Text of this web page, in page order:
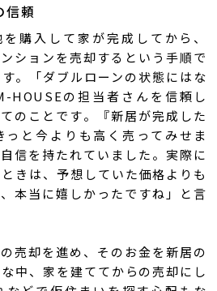
信頼
購入して家が完成してから、
ションを売却するという手順で
。「ダブルローンの状態にはな
HOUSEの担当者さんを信頼し
のことです。『新居が完成した
と今よりも高く売ってみせま
信を持たれていました。実際に
きは、予想していた価格よりも
本当に嬉しかったですね」と言
売却を進め、そのお金を新居の
中、家を建ててからの売却にし